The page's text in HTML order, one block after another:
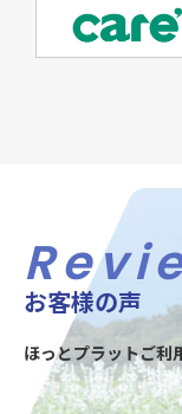
お客様の声
ほっとプラットご利